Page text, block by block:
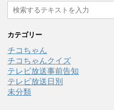
カテゴリー
チコちゃん
チコちゃんクイズ
テレビ放送事前告知
テレビ放送日別
未分類